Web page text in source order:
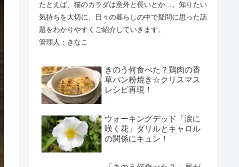
たとえば、猫のカラダは意外と長いとか…。知りたい
気持ちを大切に、日々の暮らしの中で疑問に思った話
題をわかりやすくご紹介していきます。
管理人：きなこ
きのう何食べた？鶏肉の香
草パン粉焼き☆クリスマス
レシピ再現！
ウォーキングデッド「涙に
咲く花」ダリルとキャロル
の関係にキュン！